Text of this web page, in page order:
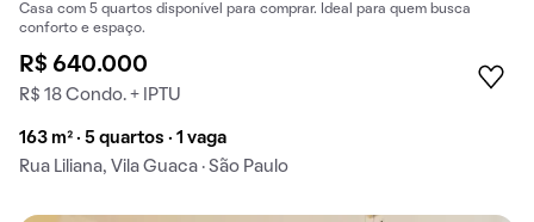
Casa com 5 quartos disponível para comprar. Ideal para quem busca
conforto e espaço.
R$ 640.000
R$ 18 Condo. + IPTU
163 m² · 5 quartos · 1 vaga
Rua Liliana, Vila Guaca · São Paulo